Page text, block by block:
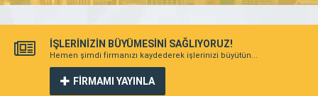
İŞLERİNİZİN BÜYÜMESİNİ SAĞLIYORUZ!
Hemen şimdi firmanızı kaydederek işlerinizi büyütün...
FİRMAMI YAYINLA